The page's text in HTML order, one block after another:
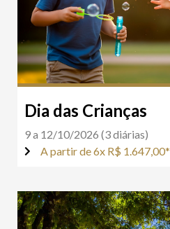
Dia das Crianças
9 a 12/10/2026 (3 diárias)
A partir de 6x R$ 1.647,00*